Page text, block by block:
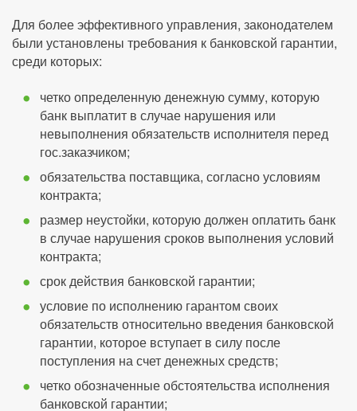
Для более эффективного управления, законодателем
были установлены требования к банковской гарантии,
среди которых:
четко определенную денежную сумму, которую
банк выплатит в случае нарушения или
невыполнения обязательств исполнителя перед
гос.заказчиком;
обязательства поставщика, согласно условиям
контракта;
размер неустойки, которую должен оплатить банк
в случае нарушения сроков выполнения условий
контракта;
срок действия банковской гарантии;
условие по исполнению гарантом своих
обязательств относительно введения банковской
гарантии, которое вступает в силу после
поступления на счет денежных средств;
четко обозначенные обстоятельства исполнения
банковской гарантии;